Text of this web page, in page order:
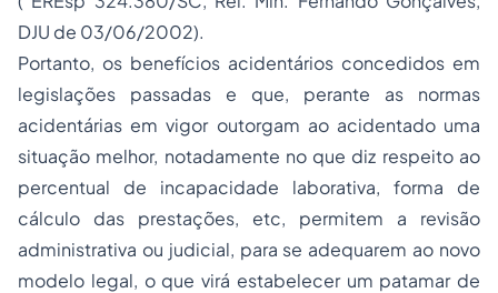
DJU de 03/06/2002).
Portanto, os benefícios acidentários concedidos em
legislações passadas e que, perante as normas
acidentárias em vigor outorgam ao acidentado uma
situação melhor, notadamente no que diz respeito ao
percentual de incapacidade laborativa, forma de
cálculo das prestações, etc, permitem a revisão
administrativa ou judicial, para se adequarem ao novo
modelo legal, o que virá estabelecer um patamar de